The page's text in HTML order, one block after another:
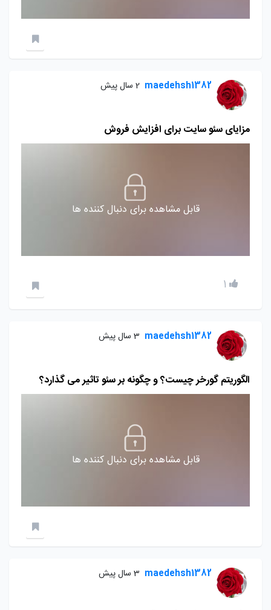
maedehsh1382 2 سال پیش
مزایای سئو سایت برای افزایش فروش
قابل مشاهده برای دنبال کننده ها
1
maedehsh1382 3 سال پیش
الگوریتم گورخر چیست؟ و چگونه بر سئو تاثیر می گذارد؟
قابل مشاهده برای دنبال کننده ها
maedehsh1382 3 سال پیش